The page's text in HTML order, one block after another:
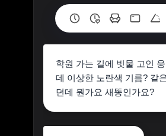
학원 가는 길에 빗물 고인
데 이상한 노란색 기름? 같
던데 뭔가요 새똥인가요?